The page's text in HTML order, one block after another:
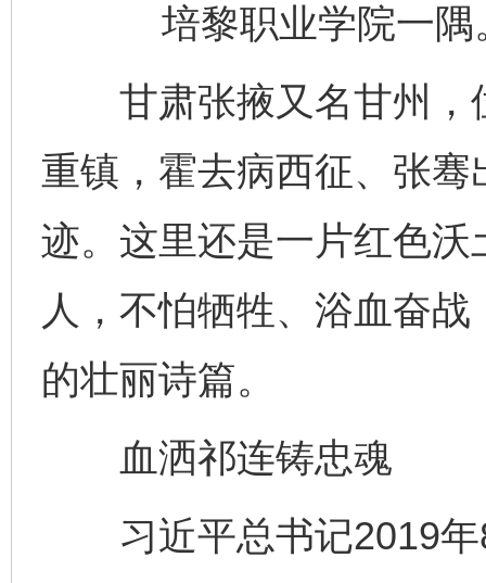
培黎职业学院一
甘肃张掖又名甘州，
重镇，霍去病西征、张
迹。这里还是一片红色
人，不怕牺牲、浴血奋
的壮丽诗篇。
血洒祁连铸忠魂
习近平总书记2019年8